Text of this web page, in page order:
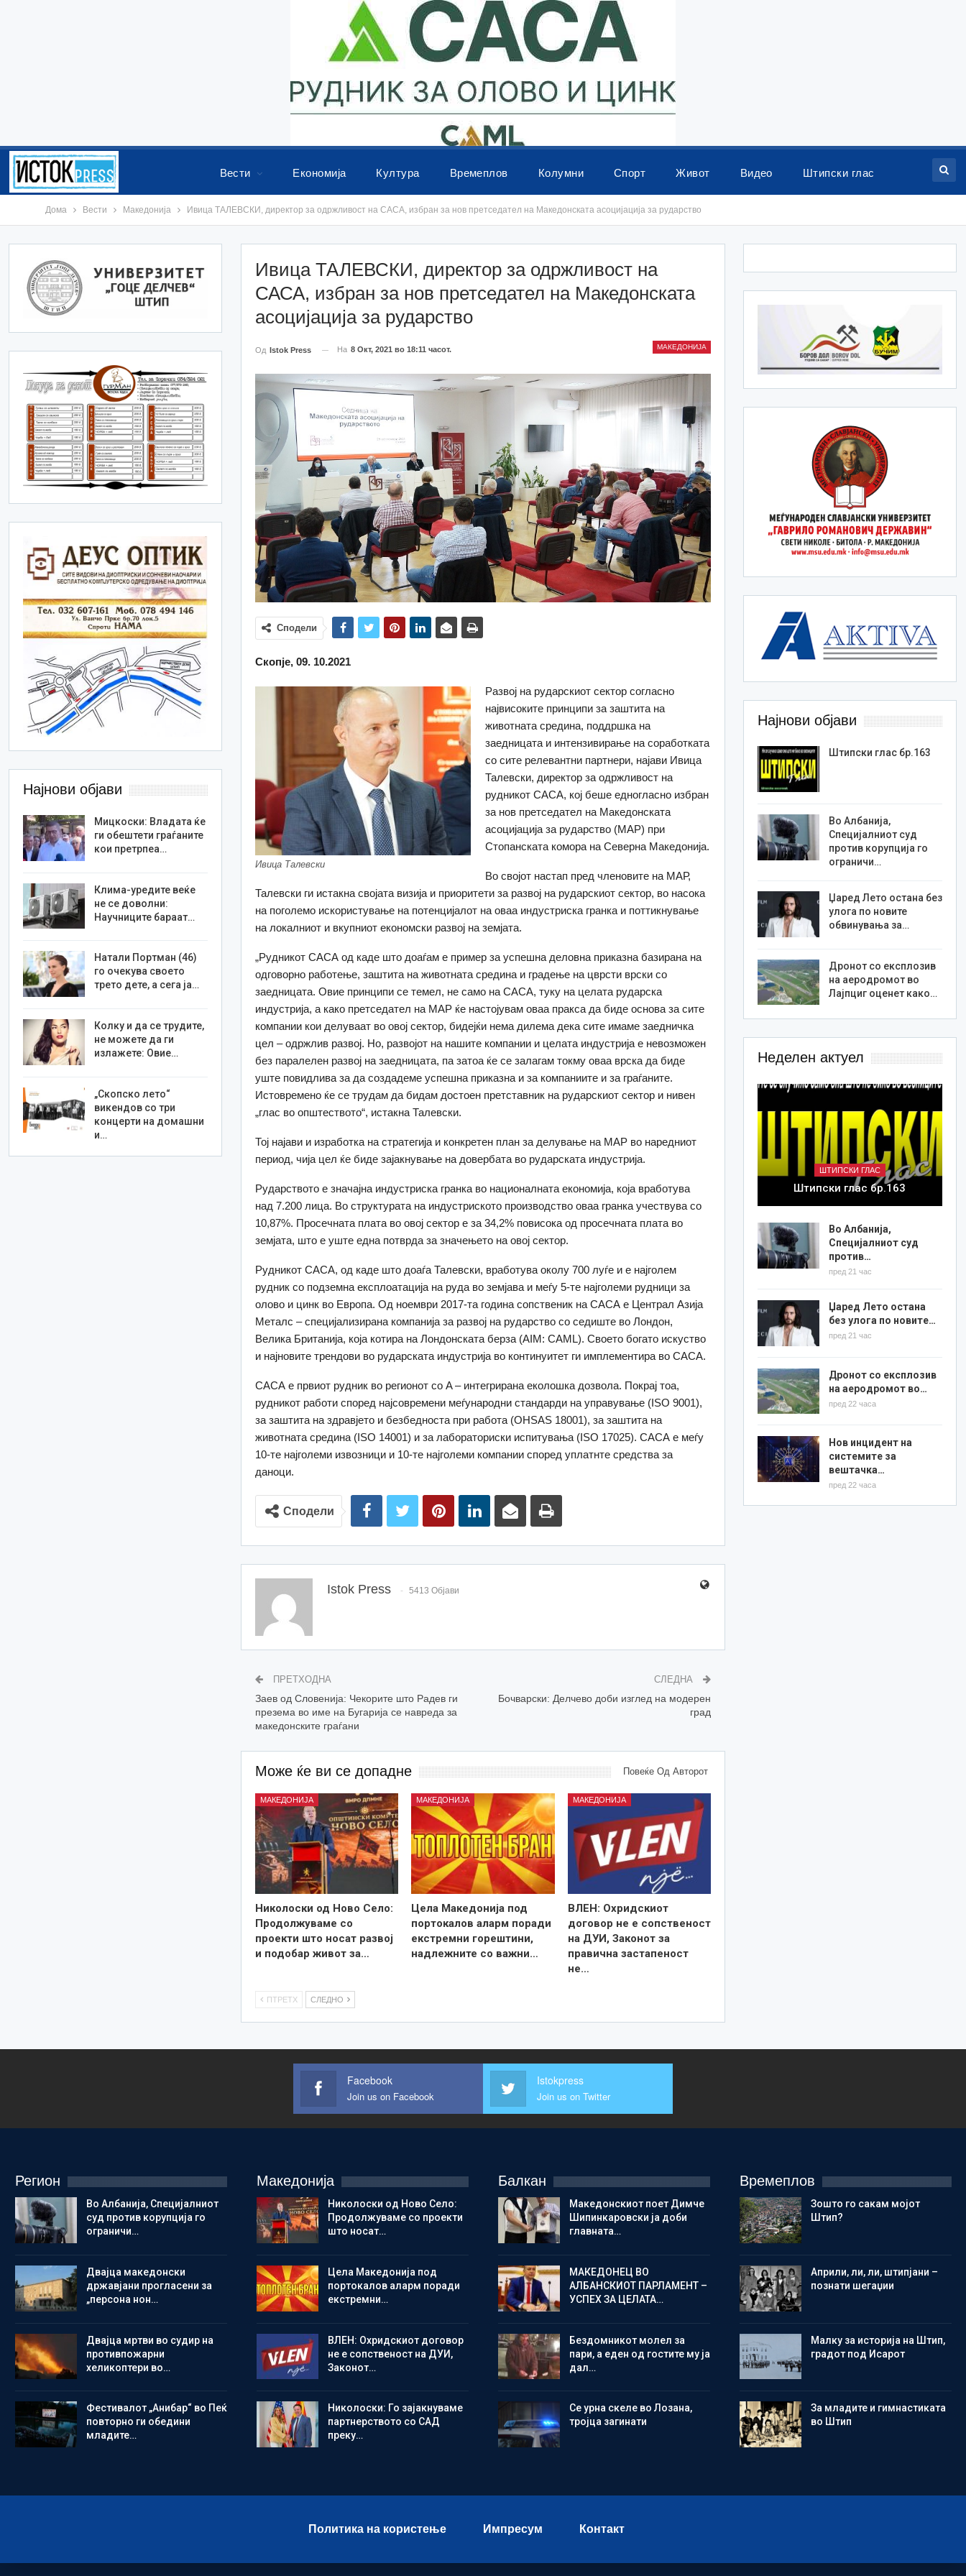
Вести Економија Култура Времеплов Колумни Спорт Живот Видео Штипски глас
Дома Вести Македонија Ивица ТАЛЕВСКИ, директор за одржливост на САСА, избран за нов претседател на Македонската асоцијација за рударство
Ивица ТАЛЕВСКИ, директор за одржливост на
САСА, избран за нов претседател на Македонската
асоцијација за рударство
МАКЕДОНИЈА
Од Istok Press На 8 Окт, 2021 во 18:11 часот.
Сподели
Скопје, 09. 10.2021
Ивица Талевски
Развој на рударскиот сектор согласно
највисоките принципи за заштита на
животната средина, поддршка на
заедницата и интензивирање на соработката
со сите релевантни партнери, најави Ивица
Талевски, директор за одржливост на
рудникот САСА, кој беше едногласно избран
за нов претседател на Македонската
асоцијација за рударство (МАР) при
Стопанската комора на Северна Македонија.
Во својот настап пред членовите на МАР,
Талевски ги истакна својата визија и приоритети за развој на рударскиот сектор, во насока
на поголемо искористување на потенцијалот на оваа индустриска гранка и поттикнување
на локалниот и вкупниот економски развој на земјата.
„Рудникот САСА од каде што доаѓам е пример за успешна деловна приказна базирана на
одговорно работење, заштита на животната средина и градење на цврсти врски со
заедницата. Овие принципи се темел, не само на САСА, туку на целата рударска
индустрија, а како претседател на МАР ќе настојувам оваа пракса да биде основа за сите
компании кои делуваат во овој сектор, бидејќи нема дилема дека сите имаме заедничка
цел – одржлив развој. Но, развојот на нашите компании и целата индустрија е невозможен
без паралелен развој на заедницата, па затоа ќе се залагам токму оваа врска да биде
уште повидлива за да создадеме успешна приказна и за компаниите и за граѓаните.
Истовремено ќе се трудам да бидам достоен претставник на рударскиот сектор и нивен
„глас во општеството“, истакна Талевски.
Тој најави и изработка на стратегија и конкретен план за делување на МАР во наредниот
период, чија цел ќе биде зајакнување на довербата во рударската индустрија.
Рударството е значајна индустриска гранка во националната економија, која вработува
над 7.200 лица. Во структурата на индустриското производство оваа гранка учествува со
10,87%. Просечната плата во овој сектор е за 34,2% повисока од просечната плата во
земјата, што е уште една потврда за значењето на овој сектор.
Рудникот САСА, од каде што доаѓа Талевски, вработува околу 700 луѓе и е најголем
рудник со подземна експлоатација на руда во земјава и меѓу 5-те најголеми рудници за
олово и цинк во Европа. Од ноември 2017-та година сопственик на САСА е Централ Азија
Металс – специјализирана компанија за развој на рударство со седиште во Лондон,
Велика Британија, која котира на Лондонската берза (AIM: CAML). Своето богато искуство
и најновите трендови во рударската индустрија во континуитет ги имплементира во САСА.
САСА е првиот рудник во регионот со A – интегрирана еколошка дозвола. Покрај тоа,
рудникот работи според најсовремени меѓународни стандарди на управување (ISO 9001),
за заштита на здравјето и безбедноста при работа (OHSAS 18001), за заштита на
животната средина (ISO 14001) и за лабораториски испитувања (ISO 17025). САСА е меѓу
10-те најголеми извозници и 10-те најголеми компании според уплатнте средства за
даноци.
Сподели
Istok Press 5413 Објави
ПРЕТХОДНА
Заев од Словенија: Чекорите што Радев ги
презема во име на Бугарија се навреда за
македонските граѓани
СЛЕДНА
Бочварски: Делчево доби изглед на модерен
град
Може ќе ви се допадне Повеќе Од Авторот
МАКЕДОНИЈА
Николоски од Ново Село:
Продолжуваме со
проекти што носат развој
и подобар живот за…
МАКЕДОНИЈА
Цела Македонија под
портокалов аларм поради
екстремни горештини,
надлежните со важни…
МАКЕДОНИЈА
ВЛЕН: Охридскиот
договор не е сопственост
на ДУИ, Законот за
правична застапеност
не…
ПТРЕТХ СЛЕДНО
Најнови објави
Штипски глас бр.163
Во Албанија,
Специјалниот суд
против корупција го
ограничи…
Џаред Лето остана без
улога по новите
обвинувања за…
Дронот со експлозив
на аеродромот во
Лајпциг оценет како…
Неделен актуел
ШТИПСКИ ГЛАС
Штипски глас бр.163
Во Албанија,
Специјалниот суд
против…
пред 21 час
Џаред Лето остана
без улога по новите…
пред 21 час
Дронот со експлозив
на аеродромот во…
пред 22 часа
Нов инцидент на
системите за
вештачка…
пред 22 часа
Најнови објави
Мицкоски: Владата ќе
ги обештети граѓаните
кои претрпеа…
Клима-уредите веќе
не се доволни:
Научниците бараат…
Натали Портман (46)
го очекува своето
трето дете, а сега ја…
Колку и да се трудите,
не можете да ги
излажете: Овие…
„Скопско лето“
викендов со три
концерти на домашни
и…
Facebook
Join us on Facebook
Istokpress
Join us on Twitter
Регион
Во Албанија, Специјалниот
суд против корупција го
ограничи…
Двајца македонски
државјани прогласени за
„персона нон…
Двајца мртви во судир на
противпожарни
хеликоптери во…
Фестивалот „Анибар“ во Пеќ
повторно ги обедини
младите…
Македонија
Николоски од Ново Село:
Продолжуваме со проекти
што носат…
Цела Македонија под
портокалов аларм поради
екстремни…
ВЛЕН: Охридскиот договор
не е сопственост на ДУИ,
Законот…
Николоски: Го зајакнуваме
партнерството со САД
преку…
Балкан
Македонскиот поет Димче
Шипинкаровски ја доби
главната…
МАКЕДОНЕЦ ВО
АЛБАНСКИОТ ПАРЛАМЕНТ –
УСПЕХ ЗА ЦЕЛАТА…
Бездомникот молел за
пари, а еден од гостите му ја
дал…
Се урна скеле во Лозана,
тројца загинати
Времеплов
Зошто го сакам мојот
Штип?
Aприли, ли, ли, штипјани –
познати шегаџии
Малку за историја на Штип,
градот под Исарот
Зa младите и гимнастиката
во Штип
Политика на користење Импресум Контакт